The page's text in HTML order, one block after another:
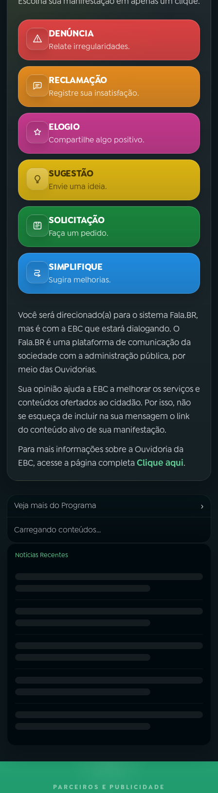
DENÚNCIA
Relate irregularidades.
RECLAMAÇÃO
Registre sua insatisfação.
ELOGIO
Compartilhe algo positivo.
SUGESTÃO
Envie uma ideia.
SOLICITAÇÃO
Faça um pedido.
SIMPLIFIQUE
Sugira melhorias.
Você será direcionado(a) para o sistema Fala.BR,
mas é com a EBC que estará dialogando. O
Fala.BR é uma plataforma de comunicação da
sociedade com a administração pública, por
meio das Ouvidorias.
Sua opinião ajuda a EBC a melhorar os serviços e
conteúdos ofertados ao cidadão. Por isso, não
se esqueça de incluir na sua mensagem o link
do conteúdo alvo de sua manifestação.
Para mais informações sobre a Ouvidoria da
EBC, acesse a página completa Clique aqui.
Veja mais do Programa ›
Carregando conteúdos...
Notícias Recentes
PARCEIROS E PUBLICIDADE